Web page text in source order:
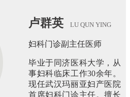
卢群英 LU QUN YING
妇科门诊副主任医师
毕业于同济医科大学，从
事妇科临床工作30余年。
现任武汉玛丽亚妇产医院
首席妇科门诊主任。擅长